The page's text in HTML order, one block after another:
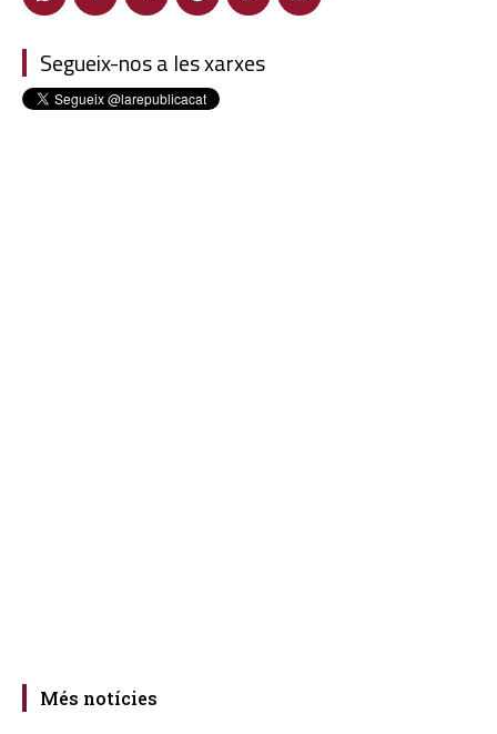
Segueix-nos a les xarxes
Més notícies